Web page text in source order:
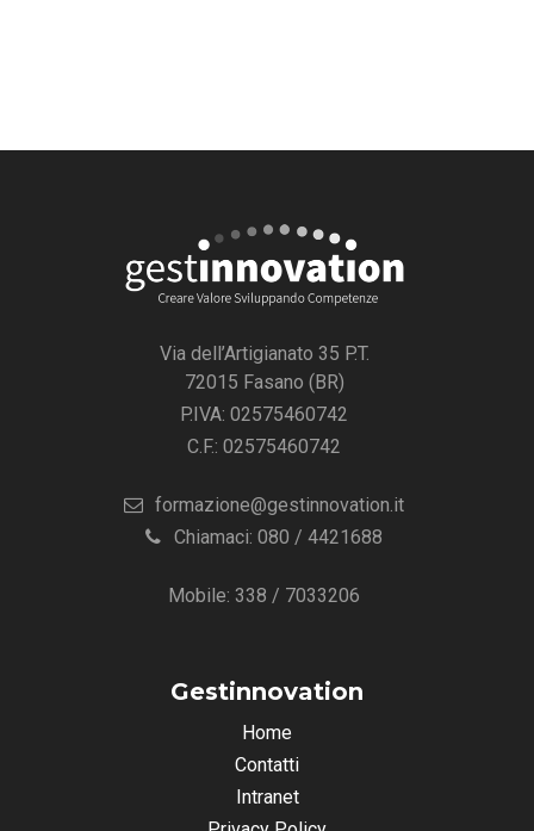
Via dell’Artigianato 35 P.T.
72015 Fasano (BR)
P.IVA: 02575460742
C.F.: 02575460742
formazione@gestinnovation.it
Chiamaci: 080 / 4421688
Mobile: 338 / 7033206
Gestinnovation
Home
Contatti
Intranet